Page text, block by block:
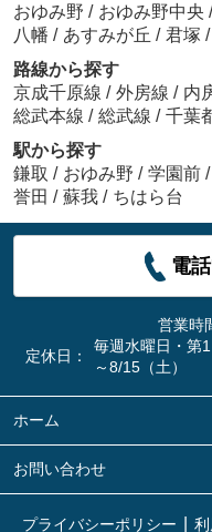
おゆみ野 / おゆみ野中央 /
八幡 / あすみが丘 / 君塚 /
路線から探す
京成千原線 / 外房線 / 内
総武本線 / 総武線 / 千葉
駅から探す
鎌取 / おゆみ野 / 学園前 /
誉田 / 蘇我 / ちはら台
電
営業時
定休日：
毎週水曜日・第
～8/15（土）
ホーム
お問い合わせ
プライバシーポリシー